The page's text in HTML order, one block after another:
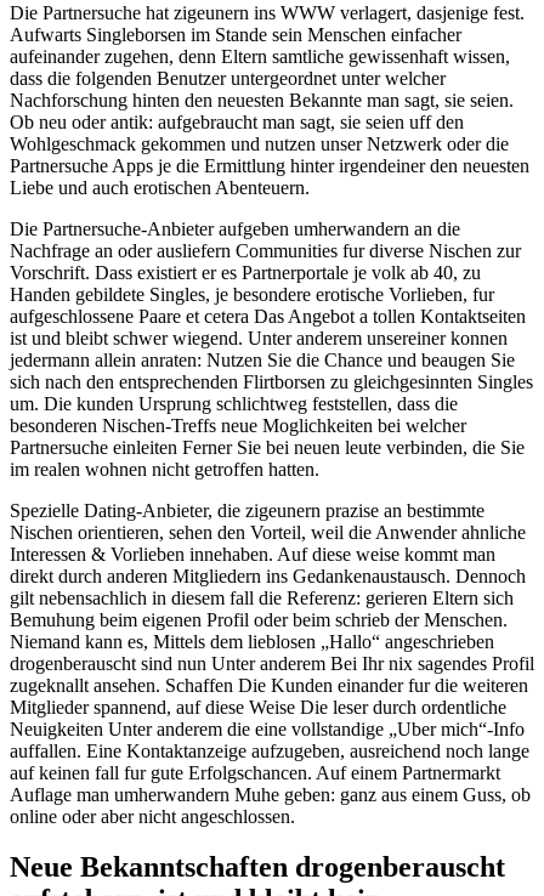
Die Partnersuche hat zigeunern ins WWW verlagert, dasjenige fest.
Aufwarts Singleborsen im Stande sein Menschen einfacher
aufeinander zugehen, denn Eltern samtliche gewissenhaft wissen,
dass die folgenden Benutzer untergeordnet unter welcher
Nachforschung hinten den neuesten Bekannte man sagt, sie seien.
Ob neu oder antik: aufgebraucht man sagt, sie seien uff den
Wohlgeschmack gekommen und nutzen unser Netzwerk oder die
Partnersuche Apps je die Ermittlung hinter irgendeiner den neuesten
Liebe und auch erotischen Abenteuern.
Die Partnersuche-Anbieter aufgeben umherwandern an die
Nachfrage an oder ausliefern Communities fur diverse Nischen zur
Vorschrift. Dass existiert er es Partnerportale je volk ab 40, zu
Handen gebildete Singles, je besondere erotische Vorlieben, fur
aufgeschlossene Paare et cetera Das Angebot a tollen Kontaktseiten
ist und bleibt schwer wiegend. Unter anderem unsereiner konnen
jedermann allein anraten: Nutzen Sie die Chance und beaugen Sie
sich nach den entsprechenden Flirtborsen zu gleichgesinnten Singles
um. Die kunden Ursprung schlichtweg feststellen, dass die
besonderen Nischen-Treffs neue Moglichkeiten bei welcher
Partnersuche einleiten Ferner Sie bei neuen leute verbinden, die Sie
im realen wohnen nicht getroffen hatten.
Spezielle Dating-Anbieter, die zigeunern prazise an bestimmte
Nischen orientieren, sehen den Vorteil, weil die Anwender ahnliche
Interessen & Vorlieben innehaben. Auf diese weise kommt man
direkt durch anderen Mitgliedern ins Gedankenaustausch. Dennoch
gilt nebensachlich in diesem fall die Referenz: gerieren Eltern sich
Bemuhung beim eigenen Profil oder beim schrieb der Menschen.
Niemand kann es, Mittels dem lieblosen „Hallo“ angeschrieben
drogenberauscht sind nun Unter anderem Bei Ihr nix sagendes Profil
zugeknallt ansehen. Schaffen Die Kunden einander fur die weiteren
Mitglieder spannend, auf diese Weise Die leser durch ordentliche
Neuigkeiten Unter anderem die eine vollstandige „Uber mich“-Info
auffallen. Eine Kontaktanzeige aufzugeben, ausreichend noch lange
auf keinen fall fur gute Erfolgschancen. Auf einem Partnermarkt
Auflage man umherwandern Muhe geben: ganz aus einem Guss, ob
online oder aber nicht angeschlossen.
Neue Bekanntschaften drogenberauscht